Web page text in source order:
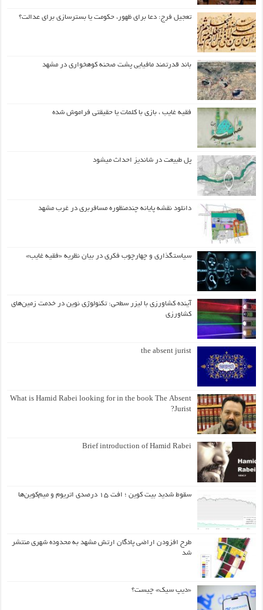
تعجیل فرج: دعا برای ظهور، حکومت یا بسترسازی برای عدالت؟
باند قدرتمند مافیایی پشت صحنه کوهخواری در مشهد
فقیه غایب ، بازی با کلمات یا حقیقتی فراموش شده
پل طبیعت در شاندیز احداث میشود
دانلود نقشه پایانه چندمنظوره مسافربری در غرب مشهد
سیاستگذاری و چهارچوب فکری در بیان نظریه «فقیه غایب»
آینده کشاورزی با لیزر سطحی: تکنولوژی نوین در خدمت زمین‌های
کشاورزی
the absent jurist
What is Hamid Rabei looking for in the book The Absent
Jurist?
Brief introduction of Hamid Rabei
سقوط شدید بیت کوین ؛ افت ۱۵ درصدی اتریوم و میم‌کوین‌ها
طرح افزودن اراضی پادگان ارتش مشهد به محدوده شهری منتشر
شد
«دیپ سیک» چیست؟